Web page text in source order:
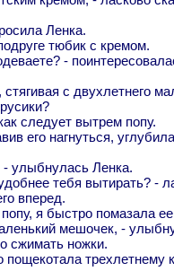
Ленка.
тюбик с кремом.
-
с двухлетнего
следует вытрем попу.
его нагнуться,
- улыбнулась Ленка.
тебя вытирать? -
вперед.
я быстро помазала
мешочек, -
сжимать ножки.
трехлетнему